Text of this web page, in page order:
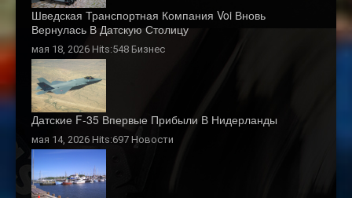
Шведская Транспортная Компания Voi Вновь
Вернулась В Датскую Столицу
мая 18, 2026 Hits:548 Бизнес
Датские F-35 Впервые Прибыли В Нидерланды
мая 14, 2026 Hits:697 Новости